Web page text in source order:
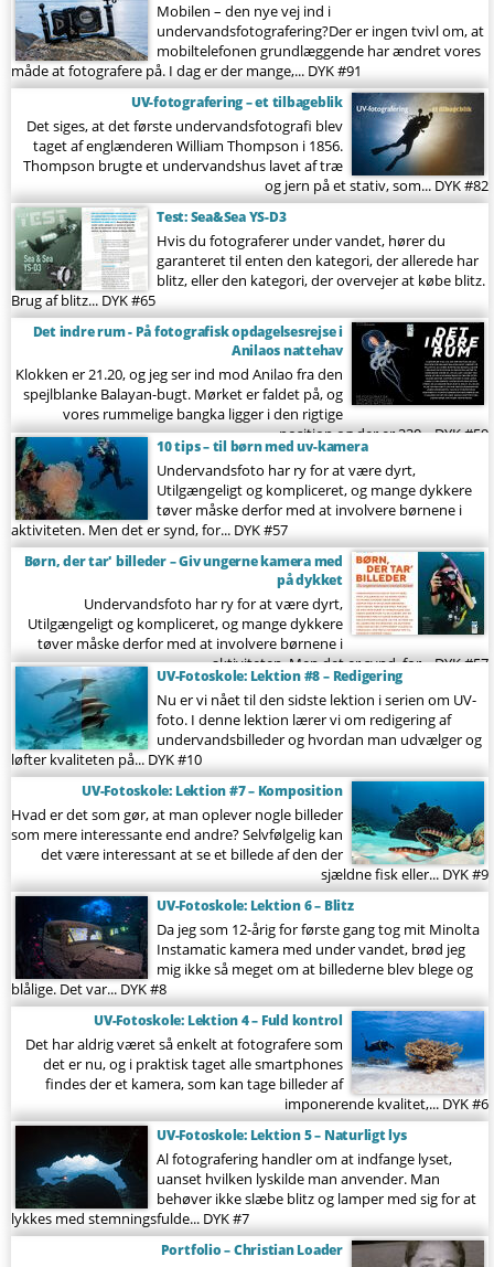
Søg
Mobilen – den nye vej ind i
undervandsfotografering?Der er ingen tvivl om, at
mobiltelefonen grundlæggende har ændret vores
måde at fotografere på. I dag er der mange,... DYK #91
UV-fotografering – et tilbageblik
Det siges, at det første undervandsfotografi blev
taget af englænderen William Thompson i 1856.
Thompson brugte et undervandshus lavet af træ
og jern på et stativ, som... DYK #82
Test: Sea&Sea YS-D3
Hvis du fotograferer under vandet, hører du
garanteret til enten den kategori, der allerede har
blitz, eller den kategori, der overvejer at købe blitz.
Brug af blitz... DYK #65
Det indre rum - På fotografisk opdagelsesrejse i
Anilaos nattehav
Klokken er 21.20, og jeg ser ind mod Anilao fra den
spejlblanke Balayan-bugt. Mørket er faldet på, og
vores rummelige bangka ligger i den rigtige
position og der er 220...DYK #59
10 tips – til børn med uv-kamera
Undervandsfoto har ry for at være dyrt,
Utilgængeligt og kompliceret, og mange dykkere
tøver måske derfor med at involvere børnene i
aktiviteten. Men det er synd, for... DYK #57
Børn, der tar' billeder – Giv ungerne kamera med
på dykket
Undervandsfoto har ry for at være dyrt,
Utilgængeligt og kompliceret, og mange dykkere
tøver måske derfor med at involvere børnene i
aktiviteten. Men det er synd, for...DYK #57
UV-Fotoskole: Lektion #8 – Redigering
Nu er vi nået til den sidste lektion i serien om UV-
foto. I denne lektion lærer vi om redigering af
undervandsbilleder og hvordan man udvælger og
løfter kvaliteten på... DYK #10
UV-Fotoskole: Lektion #7 – Komposition
Hvad er det som gør, at man oplever nogle billeder
som mere interessante end andre? Selvfølgelig kan
det være interessant at se et billede af den der
sjældne fisk eller... DYK #9
UV-Fotoskole: Lektion 6 – Blitz
Da jeg som 12-årig for første gang tog mit Minolta
Instamatic kamera med under vandet, brød jeg
mig ikke så meget om at billederne blev blege og
blålige. Det var... DYK #8
UV-Fotoskole: Lektion 4 – Fuld kontrol
Det har aldrig været så enkelt at fotografere som
det er nu, og i praktisk taget alle smartphones
findes der et kamera, som kan tage billeder af
imponerende kvalitet,... DYK #6
UV-Fotoskole: Lektion 5 – Naturligt lys
Al fotografering handler om at indfange lyset,
uanset hvilken lyskilde man anvender. Man
behøver ikke slæbe blitz og lamper med sig for at
lykkes med stemningsfulde... DYK #7
Portfolio – Christian Loader